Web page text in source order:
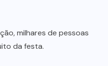
milhares de pessoas
da festa.